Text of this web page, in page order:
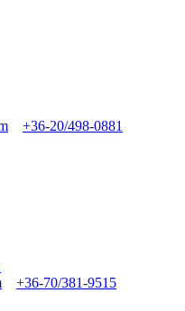
+36-20/498-0881
+36-70/381-9515